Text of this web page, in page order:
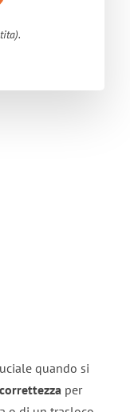
quando si
per